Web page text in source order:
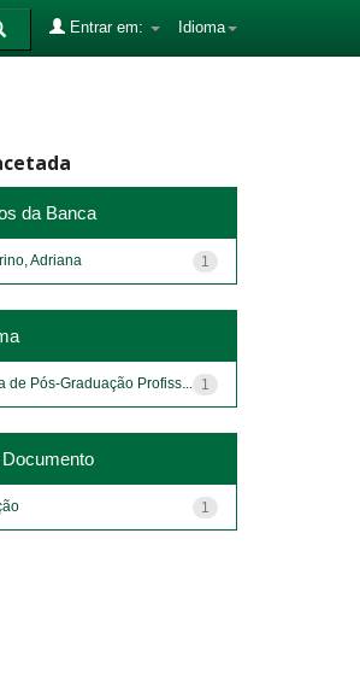
Idioma
Entrar em:
da Banca
1
Adriana
1
de Pós-Graduação Profiss...
1